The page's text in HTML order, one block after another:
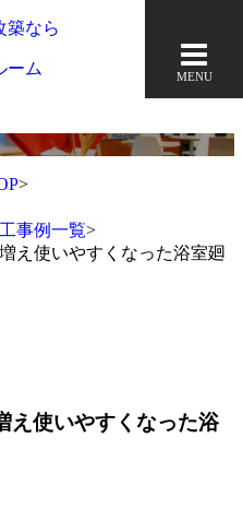
築なら
MENU
>
事例一覧>
え使いやすくなった浴室廻
え使いやすくなった浴